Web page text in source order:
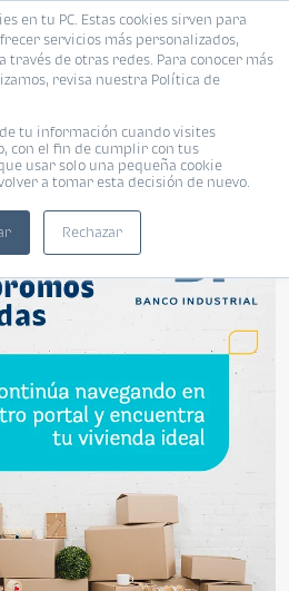
en tu PC. Estas cookies sirven para
servicios más personalizados,
través de otras redes. Para conocer más
revisa nuestra Política de
tu información cuando visites
con el fin de cumplir con tus
usar solo una pequeña cookie
a tomar esta decisión de nuevo.
Rechazar